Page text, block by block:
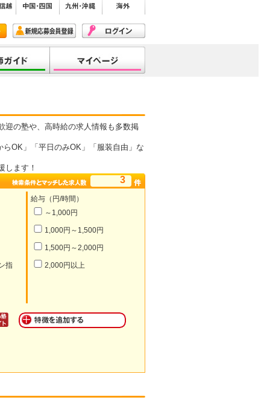
迎の塾や、高時給の求人情報も多数掲
OK」「平日のみOK」「服装自由」な
します！
3
指
給与（円/時間）
～1,000円
1,000円～1,500円
1,500円～2,000円
2,000円以上